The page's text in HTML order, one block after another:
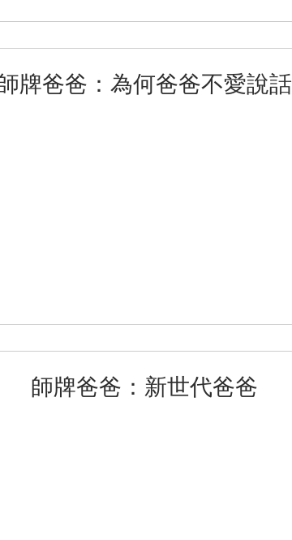
牌爸爸：為何爸爸不愛說話
師牌爸爸：新世代爸爸